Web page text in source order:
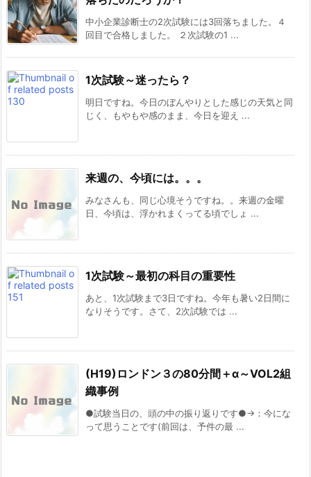
中小企業診断士の2次試験には3回落ちました。４
回目で合格しました。 ２次試験の1 ...
1次試験～迷ったら？
明日ですね。今日のぼんやりとした感じの天気と同
じく、もやもや感のまま、今日を迎え ...
来週の、今頃には。。。
みなさんも、同じ心境そうですね。。来週の金曜
日、今頃は、浮かれまくってる頃でしょ ...
1次試験～最初の科目の重要性
あと、1次試験まで3日ですね。今年も暑い2日間に
なりそうです。さて、2次試験では ...
(H19)ロンドン３の80分間＋α～VOL2組
織事例
●試験当日の、頭の中の振り返りです●→：今にな
って思うことです(前回は、予件の最 ...